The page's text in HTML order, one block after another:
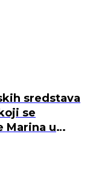
sredstava
se
Marina u